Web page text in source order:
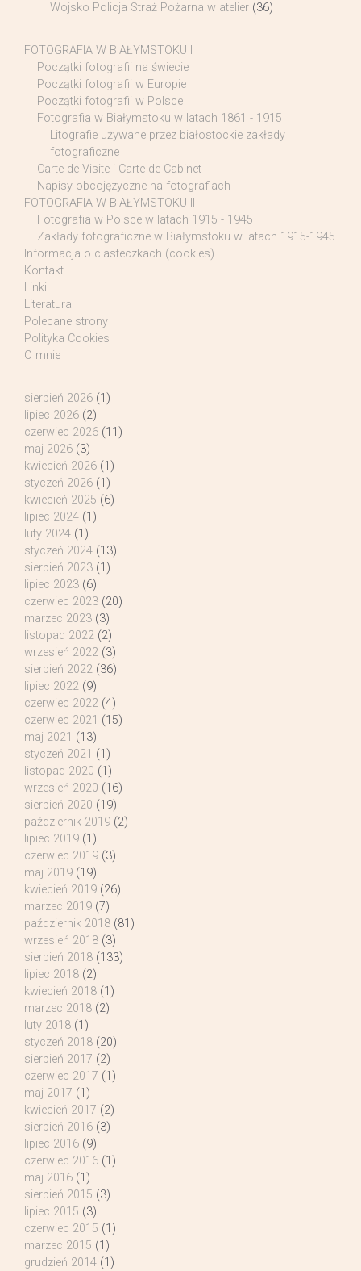
Wojsko Policja Straż Pożarna w atelier (36)
FOTOGRAFIA W BIAŁYMSTOKU I
Początki fotografii na świecie
Początki fotografii w Europie
Początki fotografii w Polsce
Fotografia w Białymstoku w latach 1861 - 1915
Litografie używane przez białostockie zakłady
fotograficzne
Carte de Visite i Carte de Cabinet
Napisy obcojęzyczne na fotografiach
FOTOGRAFIA W BIAŁYMSTOKU II
Fotografia w Polsce w latach 1915 - 1945
Zakłady fotograficzne w Białymstoku w latach 1915-1945
Informacja o ciasteczkach (cookies)
Kontakt
Linki
Literatura
Polecane strony
Polityka Cookies
O mnie
sierpień 2026 (1)
lipiec 2026 (2)
czerwiec 2026 (11)
maj 2026 (3)
kwiecień 2026 (1)
styczeń 2026 (1)
kwiecień 2025 (6)
lipiec 2024 (1)
luty 2024 (1)
styczeń 2024 (13)
sierpień 2023 (1)
lipiec 2023 (6)
czerwiec 2023 (20)
marzec 2023 (3)
listopad 2022 (2)
wrzesień 2022 (3)
sierpień 2022 (36)
lipiec 2022 (9)
czerwiec 2022 (4)
czerwiec 2021 (15)
maj 2021 (13)
styczeń 2021 (1)
listopad 2020 (1)
wrzesień 2020 (16)
sierpień 2020 (19)
październik 2019 (2)
lipiec 2019 (1)
czerwiec 2019 (3)
maj 2019 (19)
kwiecień 2019 (26)
marzec 2019 (7)
październik 2018 (81)
wrzesień 2018 (3)
sierpień 2018 (133)
lipiec 2018 (2)
kwiecień 2018 (1)
marzec 2018 (2)
luty 2018 (1)
styczeń 2018 (20)
sierpień 2017 (2)
czerwiec 2017 (1)
maj 2017 (1)
kwiecień 2017 (2)
sierpień 2016 (3)
lipiec 2016 (9)
czerwiec 2016 (1)
maj 2016 (1)
sierpień 2015 (3)
lipiec 2015 (3)
czerwiec 2015 (1)
marzec 2015 (1)
grudzień 2014 (1)